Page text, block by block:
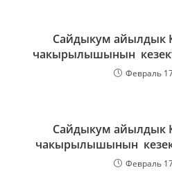
Сайдыкум айылдык
чакырылышынын
Февраль
Сайдыкум айылдык
чакырылышынын
Февраль